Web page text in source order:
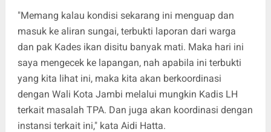
"Memang kalau kondisi sekarang ini menguap dan
masuk ke aliran sungai, terbukti laporan dari warga
dan pak Kades ikan disitu banyak mati. Maka hari ini
saya mengecek ke lapangan, nah apabila ini terbukti
yang kita lihat ini, maka kita akan berkoordinasi
dengan Wali Kota Jambi melalui mungkin Kadis LH
terkait masalah TPA. Dan juga akan koordinasi dengan
instansi terkait ini," kata Aidi Hatta.